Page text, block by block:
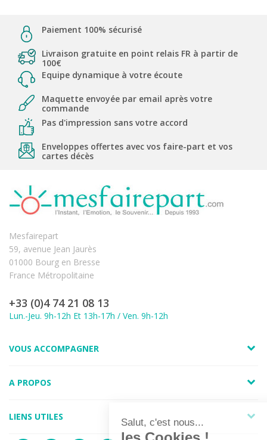
Paiement 100% sécurisé
Livraison gratuite en point relais FR à partir de
100€
Equipe dynamique à votre écoute
Maquette envoyée par email après votre
commande
Pas d'impression sans votre accord
Enveloppes offertes avec vos faire-part et vos
cartes décès
Mesfairepart
59, avenue Jean Jaurès
01000 Bourg en Bresse
France Métropolitaine
+33 (0)4 74 21 08 13
Lun.-Jeu. 9h-12h Et 13h-17h / Ven. 9h-12h
VOUS ACCOMPAGNER
A PROPOS
LIENS UTILES